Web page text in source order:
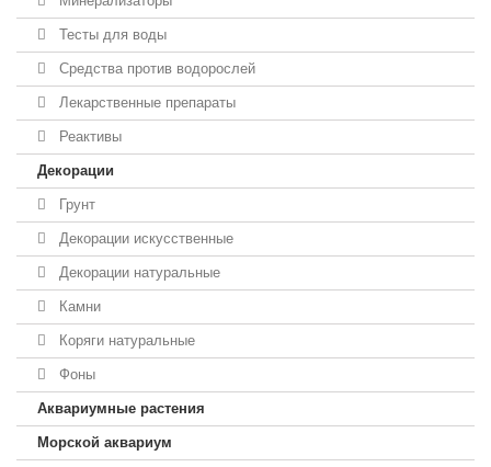
Тесты для воды
Средства против водорослей
Лекарственные препараты
Реактивы
Декорации
Грунт
Декорации искусственные
Декорации натуральные
Камни
Коряги натуральные
Фоны
Аквариумные растения
Морской аквариум